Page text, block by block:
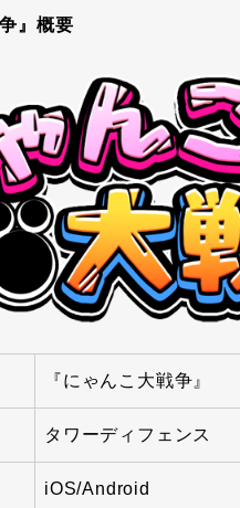
』概要
『にゃんこ大戦争』
タワーディフェンス
iOS/Android